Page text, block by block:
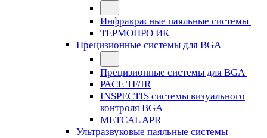
Инфракрасные паяльные системы
ТЕРМОПРО ИК
Прецизионные системы для BGA
Прецизионные системы для BGA
PACE TF/IR
INSPECTIS системы визуального
контроля BGA
METCAL APR
Ультразвуковые паяльные системы